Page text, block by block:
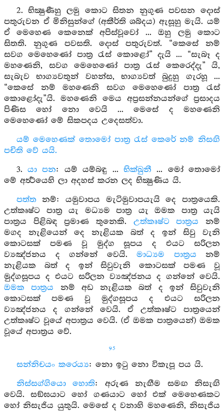
2. භික්‍ෂුණීහු ලමු කොට සිතන නුගුණ පවසන දොස්
පතුරුවන ඒ මිනිසුන්ගේ (අකීර්ති ශබ්දය) ඇසූහු මැයි. යම්
ඒ මෙහෙණ කෙනෙක් අපිස්වූවෝ ... ඔහු ලමු කොට
සිතති. නුගුණ පවසති. දොස් පතුරුවත්. “කෙසේ නම්
සවග මෙහෙණෝ පාත්‍ර රැස් කොළෝ” දැයි ... “සැබෑ ද
මහණෙනි, සවග මෙහෙණෝ පාත්‍ර රැස් කෙරෙද්දැ” යි,
සැබැව භාග්‍යවතුන් වහන්ස, භාග්‍යවත් බුදුහු ගැරහූ ...
“කෙසේ නම් මහණෙනි සවග මෙහෙණෝ පාත්‍ර රැස්
කොළෝදැ”යි. මහණෙනි මෙය අප්‍රසන්නයන්ගේ ප්‍රසාදය
පිණිස හෝ නො වෙයි ... මෙසේ ද මහණෙනි
මෙහෙණෝ මේ සිකපදය උදෙසත්වා.
යම් මෙහෙණක් තොමෝ පාත්‍ර රැස් කෙරේ නම් නිසඟි
පචිති වේ යයි.
3. යා පන: යම් යම්බඳු ... භික්ඛුනී ... මෝ තොමෝ
මේ අර්‍ත්‍ථයෙහි ලා අදහස් කරන ලද භික්‍ෂුණිය යි.
පත්ත නම්: යමුවාපය මැටිමුවාපයැයි දෙ පාත්‍රයෙකි.
උත්කෘෂ්ට පාත්‍ර යැ මධ්‍යම පාත්‍ර යැ ඔමක පාත්‍ර යැයි
පාත්‍රය පිළිබඳ ප්‍රමාණ තුනෙකි. උත්කෘෂ්ට පාත්‍රය නම්
මගද නැළියෙන් දෙ නැළියක බත් ද ඉන් සිවු වැනි
කොටසක් පමණ වූ මුද්ග සූපය ද එයට සරිලන
ව්‍යඤ්ජනය ද ගන්නේ වෙයි. මාධ්‍යම පාත්‍රය නම්
නැළියක බත් ද ඉන් සිවුවැනි කොටසක් පමණ වූ
මුද්ගසූපය ද එයට සරිලන ව්‍යඤ්ජනය ද ගන්නේ වෙයි.
ඔමක පාත්‍රය නම් අඩ නැළියක බත් ද ඉන් සිවුවැනි
කොටසක් පමණ වූ මුද්ගසූපය ද එයට සරිලන
ව්‍යඤ්ජනය ද ගන්නේ වෙයි. ඒ උත්කෘෂ්ට පාත්‍රයෙන්
උත්කෘෂ්ට වූයේ අපාත්‍රය වෙයි. (ඒ ඔමක පාත්‍රයෙන්) ඔමක
වූයේ අපාත්‍රය වේ.
95
සන්නිචයං කරෙය්‍ය: නො ඉටු නො විකැපූ පය යි.
නිස්‍සග්‍ගියො හොති: අරුණ නැඟීම සමඟ නිසැඟි
වෙයි. සඞ්ඝයාට හෝ ගණයාට හෝ එක් මෙහෙණකට
හෝ නිසැජිය යුතුයි. මෙසේ ද වනාහි මහණෙනි, නිසැජිය